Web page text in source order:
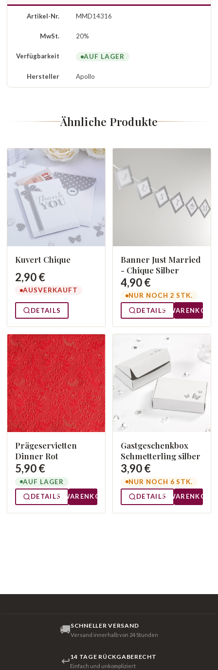
Artikel-Nr. MMD14316
MwSt. 20%
Verfügbarkeit AUF LAGER
Hersteller Apollo
Ähnliche Produkte
Kuvert Chique
2,90 €
AUSVERKAUFT
DETAILS
Banner Just Married
- Chique Silber
4,90 €
NUR NOCH 2 STK.
DETAILS
WARENKORB
Prägeservietten
Dinner Rot
5,90 €
AUF LAGER
DETAILS
WARENKORB
Gastgeschenkbox
Schmetterling silber
3,90 €
NUR NOCH 6 STK.
DETAILS
WARENKORB
🚚SCHNELLER VERSAND
Versand innerhalb von 24 Stunden
↩14 TAGE RÜCKGABERECHT
Einfach und unkompliziert